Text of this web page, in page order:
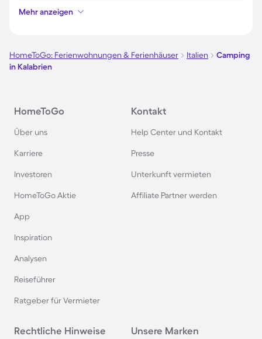
Camping in Kroatien
Camping auf Fehmarn
Camping im Harz
Camping auf Usedom
Camping in Schweden
Camping in Holland
Mehr anzeigen
HomeToGo: Ferienwohnungen & Ferienhäuser Italien
Camping
in Kalabrien
HomeToGo
Über uns
Karriere
Investoren
HomeToGo Aktie
App
Inspiration
Analysen
Reiseführer
Ratgeber für Vermieter
Kontakt
Help Center und Kontakt
Presse
Unterkunft vermieten
Affiliate Partner werden
Rechtliche Hinweise Unsere Marken